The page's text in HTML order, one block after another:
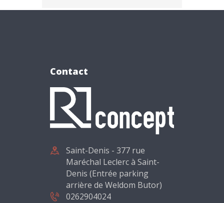
Contact
Saint-Denis - 377 rue
Maréchal Leclerc à Saint-
Denis (Entrée parking
arrière de Weldom Butor)
0262904024